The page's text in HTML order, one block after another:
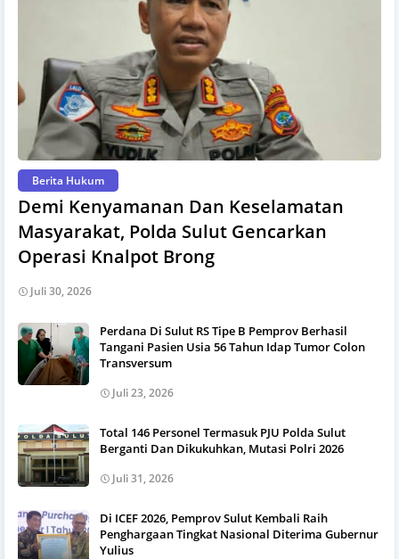
Berita Hukum
Demi Kenyamanan Dan Keselamatan
Masyarakat, Polda Sulut Gencarkan
Operasi Knalpot Brong
Juli 30, 2026
Perdana Di Sulut RS Tipe B Pemprov Berhasil
Tangani Pasien Usia 56 Tahun Idap Tumor Colon
Transversum
Juli 23, 2026
Total 146 Personel Termasuk PJU Polda Sulut
Berganti Dan Dikukuhkan, Mutasi Polri 2026
Juli 31, 2026
Di ICEF 2026, Pemprov Sulut Kembali Raih
Penghargaan Tingkat Nasional Diterima Gubernur
Yulius